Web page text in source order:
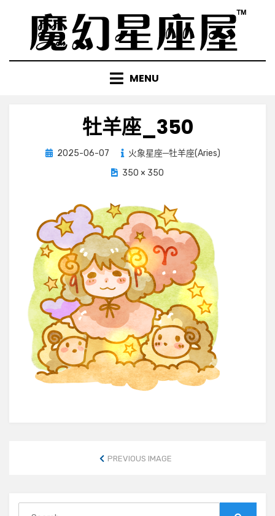
content
MENU
牡羊座_350
Posted
2025-06-07
火象星座─牡羊座(Aries)
350 × 350
PREVIOUS IMAGE